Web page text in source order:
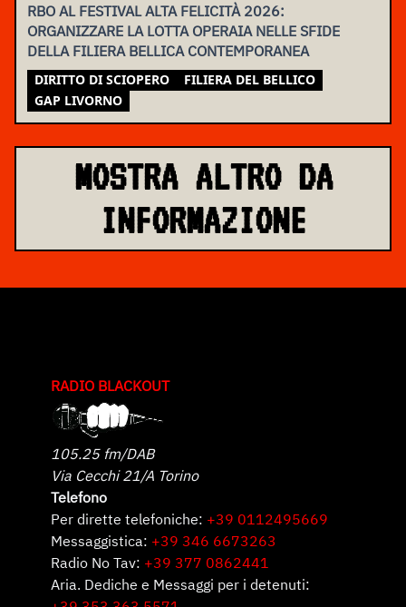
RBO AL FESTIVAL ALTA FELICITÀ 2026:
ORGANIZZARE LA LOTTA OPERAIA NELLE SFIDE
DELLA FILIERA BELLICA CONTEMPORANEA
DIRITTO DI SCIOPERO
FILIERA DEL BELLICO
GAP LIVORNO
MOSTRA ALTRO DA
INFORMAZIONE
RADIO BLACKOUT
105.25 fm/DAB
Via Cecchi 21/A Torino
Telefono
Per dirette telefoniche: +39 0112495669
Messaggistica: +39 346 6673263
Radio No Tav: +39 377 0862441
Aria. Dediche e Messaggi per i detenuti: